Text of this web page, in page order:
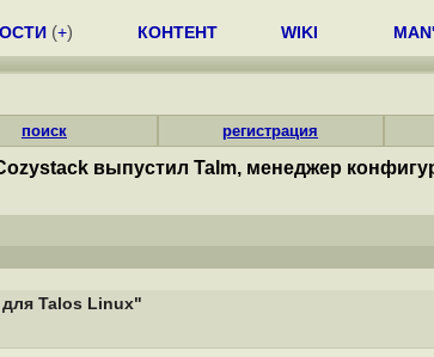
(+) КОНТЕНТ WIKI
поиск регистрация
выпустил Talm, менеджер
Talos Linux"